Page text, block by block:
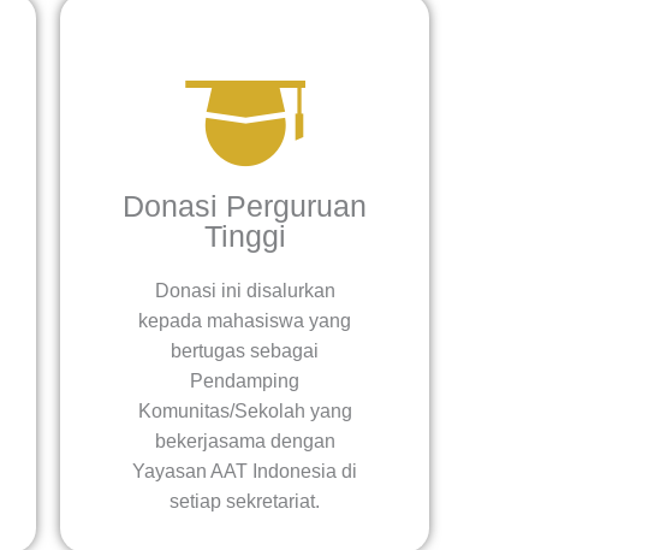
Donasi Perguruan
Tinggi
Donasi ini disalurkan
kepada mahasiswa yang
bertugas sebagai
Pendamping
Komunitas/Sekolah yang
bekerjasama dengan
Yayasan AAT Indonesia di
setiap sekretariat.